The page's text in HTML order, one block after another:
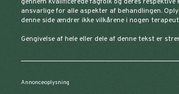
ansvarlige for alle aspekter af behandlingen.
denne side ændrer ikke vilkårene i nogen
Gengivelse af hele eller dele af denne tekst er
Annonceoplysning